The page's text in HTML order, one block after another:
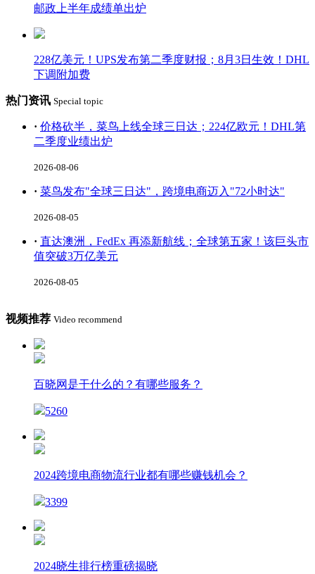
邮政上半年成绩单出炉
228亿美元！UPS发布第二季度财报；8月3日生效！DHL
下调附加费
热门资讯 Special topic
· 价格砍半，菜鸟上线全球三日达；224亿欧元！DHL第
二季度业绩出炉
2026-08-06
· 菜鸟发布"全球三日达"，跨境电商迈入"72小时达"
2026-08-05
· 直达澳洲，FedEx 再添新航线；全球第五家！该巨头市
值突破3万亿美元
2026-08-05
视频推荐 Video recommend
百晓网是干什么的？有哪些服务？
5260
2024跨境电商物流行业都有哪些赚钱机会？
3399
2024晓生排行榜重磅揭晓